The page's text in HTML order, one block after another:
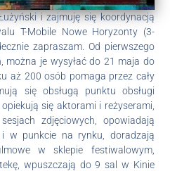
i zajmuję się koordynacją
T-Mobile Nowe Horyzonty (3-
zapraszam. Od pierwszego
można je wysyłać do 21 maja do
aż 200 osób pomaga przez cały
się obsługą punktu obsługi
się aktorami i reżyserami,
zdjęciowych, opowiadają
w punkcie na rynku, doradzają
w sklepie festiwalowym,
wpuszczają do 9 sal w Kinie